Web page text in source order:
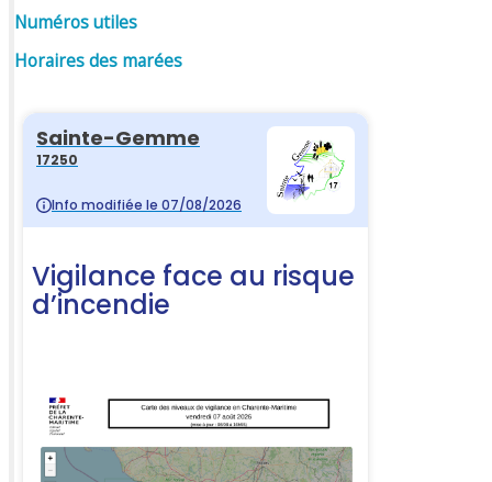
Numéros utiles
Horaires des marées